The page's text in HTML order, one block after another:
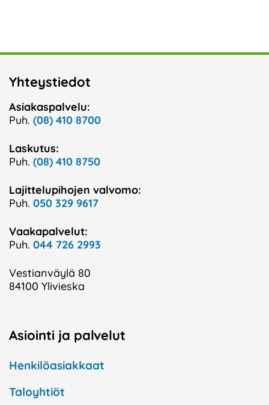
Yhteystiedot
Asiakaspalvelu:
Puh. (08) 410 8700
Laskutus:
Puh. (08) 410 8750
Lajittelupihojen valvomo:
Puh. 050 329 9617
Vaakapalvelut:
Puh. 044 726 2993
Vestianväylä 80
84100 Ylivieska
Asiointi ja palvelut
Henkilöasiakkaat
Taloyhtiöt